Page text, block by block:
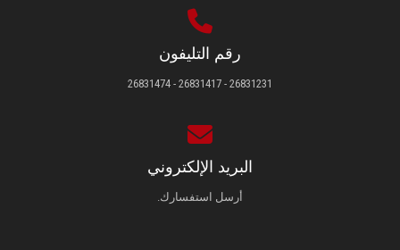
رقم التليفون
26831231 - 26831417 - 26831474
البريد الإلكتروني
أرسل استفسارك.